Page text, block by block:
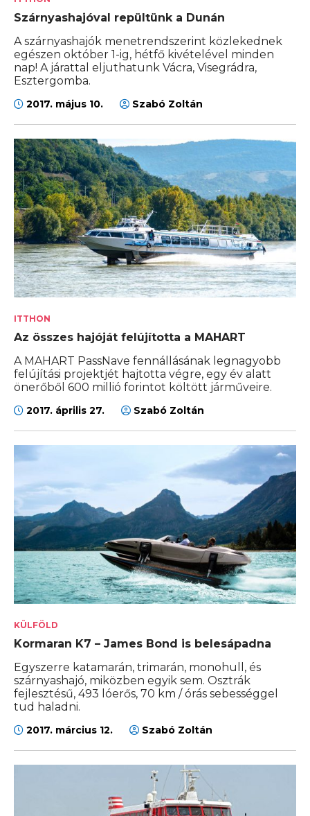
Szárnyashajóval repültünk a Dunán
A szárnyashajók menetrendszerint közlekednek
egészen október 1-ig, hétfő kivételével minden
nap! A járattal eljuthatunk Vácra, Visegrádra,
Esztergomba.
2017. május 10. Szabó Zoltán
ITTHON
Az összes hajóját felújította a MAHART
A MAHART PassNave fennállásának legnagyobb
felújítási projektjét hajtotta végre, egy év alatt
önerőből 600 millió forintot költött járműveire.
2017. április 27. Szabó Zoltán
KÜLFÖLD
Kormaran K7 – James Bond is belesápadna
Egyszerre katamarán, trimarán, monohull, és
szárnyashajó, miközben egyik sem. Osztrák
fejlesztésű, 493 lóerős, 70 km / órás sebességgel
tud haladni.
2017. március 12. Szabó Zoltán